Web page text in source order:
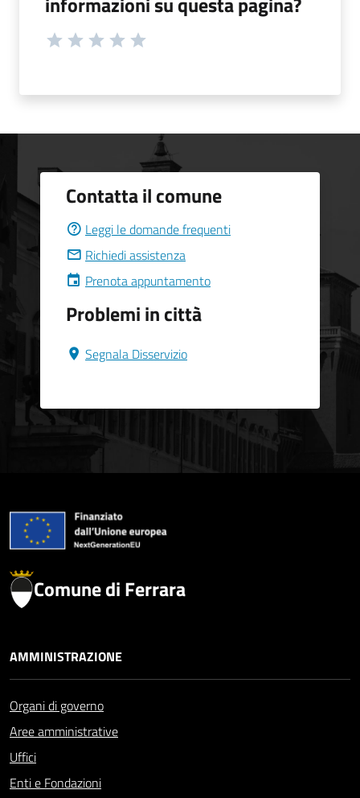
Contatta il comune
Leggi le domande frequenti
Richiedi assistenza
Prenota appuntamento
Problemi in città
Segnala Disservizio
Comune di Ferrara
AMMINISTRAZIONE
Organi di governo
Aree amministrative
Uffici
Enti e Fondazioni